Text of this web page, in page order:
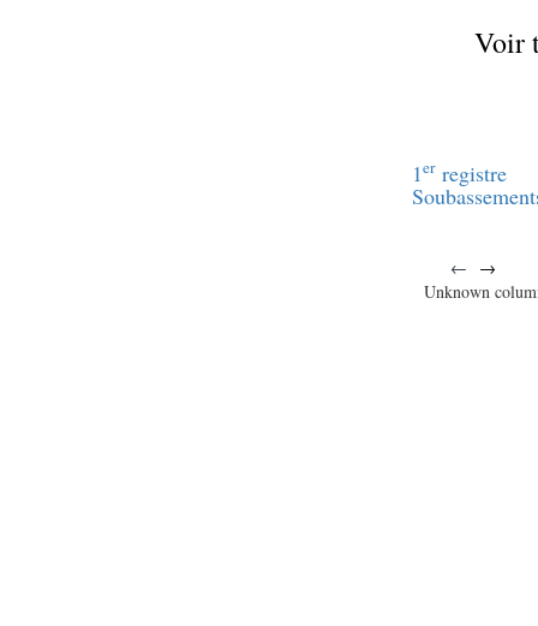
Voir
1erregistre
←
→
Unknown